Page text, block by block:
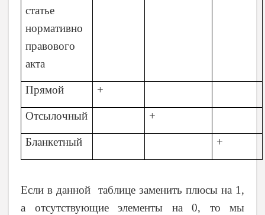
статье
нормативно
правового
акта
Прямой +
Отсылочный +
Бланкетный +
Если в данной таблице заменить плюсы на 1,
а отсутствующие элементы на 0, то мы